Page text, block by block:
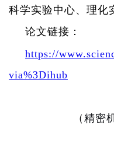
科学实验中心、理化
论文链接：
https://
via%3Dihub
（ 精密